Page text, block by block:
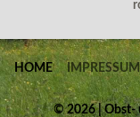
HOME IMPRESSUM
©2026 | Obst-